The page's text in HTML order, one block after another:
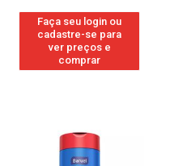
Faça seu login ou
cadastre-se para
ver preços e
comprar